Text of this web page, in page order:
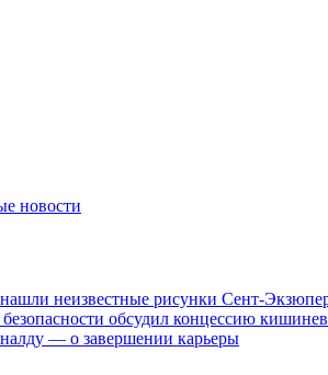
новости
неизвестные рисунки Сент-
обсудил концессию
— о завершении карьеры